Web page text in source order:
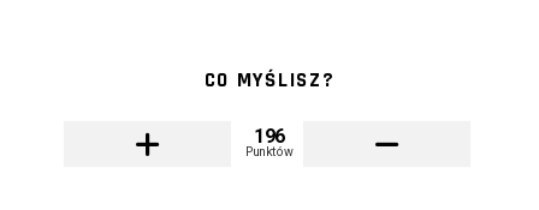
CO MYŚLISZ?
196
Punktów